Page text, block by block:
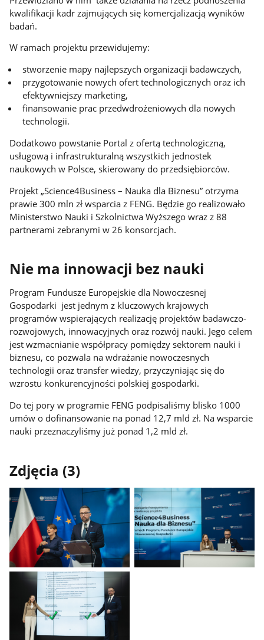
kwalifikacji kadr zajmujących się komercjalizacją wyników
badań.
W ramach projektu przewidujemy:
stworzenie mapy najlepszych organizacji badawczych,
przygotowanie nowych ofert technologicznych oraz ich
efektywniejszy marketing,
finansowanie prac przedwdrożeniowych dla nowych
technologii.
Dodatkowo powstanie Portal z ofertą technologiczną,
usługową i infrastrukturalną wszystkich jednostek
naukowych w Polsce, skierowany do przedsiębiorców.
Projekt „Science4Business – Nauka dla Biznesu” otrzyma
prawie 300 mln zł wsparcia z FENG. Będzie go realizowało
Ministerstwo Nauki i Szkolnictwa Wyższego wraz z 88
partnerami zebranymi w 26 konsorcjach.
Nie ma innowacji bez nauki
Program Fundusze Europejskie dla Nowoczesnej
Gospodarki jest jednym z kluczowych krajowych
programów wspierających realizację projektów badawczo-
rozwojowych, innowacyjnych oraz rozwój nauki. Jego celem
jest wzmacnianie współpracy pomiędzy sektorem nauki i
biznesu, co pozwala na wdrażanie nowoczesnych
technologii oraz transfer wiedzy, przyczyniając się do
wzrostu konkurencyjności polskiej gospodarki.
Do tej pory w programie FENG podpisaliśmy blisko 1000
umów o dofinansowanie na ponad 12,7 mld zł. Na wsparcie
nauki przeznaczyliśmy już ponad 1,2 mld zł.
Zdjęcia (3)
Pokaż
zdjęcie
galerii.